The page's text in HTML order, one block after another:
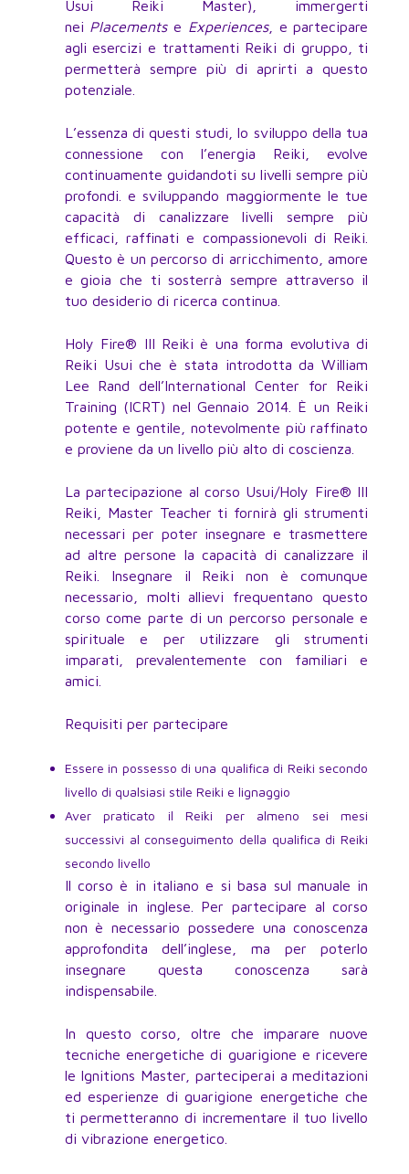
Usui Reiki Master), immergerti
nei Placementse Experiences, e partecipare
agli esercizi e trattamenti Reiki di gruppo, ti
permetterà sempre più di aprirti a questo
potenziale.
L’essenza di questi studi, lo sviluppo della tua
connessione con l’energia Reiki, evolve
continuamente guidandoti su livelli sempre più
profondi. e sviluppando maggiormente le tue
capacità di canalizzare livelli sempre più
efficaci, raffinati e compassionevoli di Reiki.
Questo è un percorso di arricchimento, amore
e gioia che ti sosterrà sempre attraverso il
tuo desiderio di ricerca continua.
Holy Fire® III Reiki è una forma evolutiva di
Reiki Usui che è stata introdotta da William
Lee Rand dell’International Center for Reiki
Training (ICRT) nel Gennaio 2014. È un Reiki
potente e gentile, notevolmente più raffinato
e proviene da un livello più alto di coscienza.
La partecipazione al corso Usui/Holy Fire® III
Reiki, Master Teacher ti fornirà gli strumenti
necessari per poter insegnare e trasmettere
ad altre persone la capacità di canalizzare il
Reiki. Insegnare il Reiki non è comunque
necessario, molti allievi frequentano questo
corso come parte di un percorso personale e
spirituale e per utilizzare gli strumenti
imparati, prevalentemente con familiari e
amici.
Requisiti per partecipare
Essere in possesso di una qualifica di Reiki secondo
livello di qualsiasi stile Reiki e lignaggio
Aver praticato il Reiki per almeno sei mesi
successivi al conseguimento della qualifica di Reiki
secondo livello
Il corso è in italiano e si basa sul manuale in
originale in inglese. Per partecipare al corso
non è necessario possedere una conoscenza
approfondita dell’inglese, ma per poterlo
insegnare questa conoscenza sarà
indispensabile.
In questo corso, oltre che imparare nuove
tecniche energetiche di guarigione e ricevere
le Ignitions Master, parteciperai a meditazioni
ed esperienze di guarigione energetiche che
ti permetteranno di incrementare il tuo livello
di vibrazione energetico.